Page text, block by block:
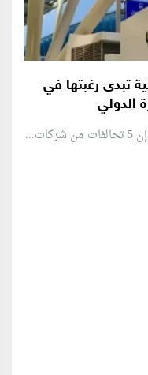
تبدى رغبتها في